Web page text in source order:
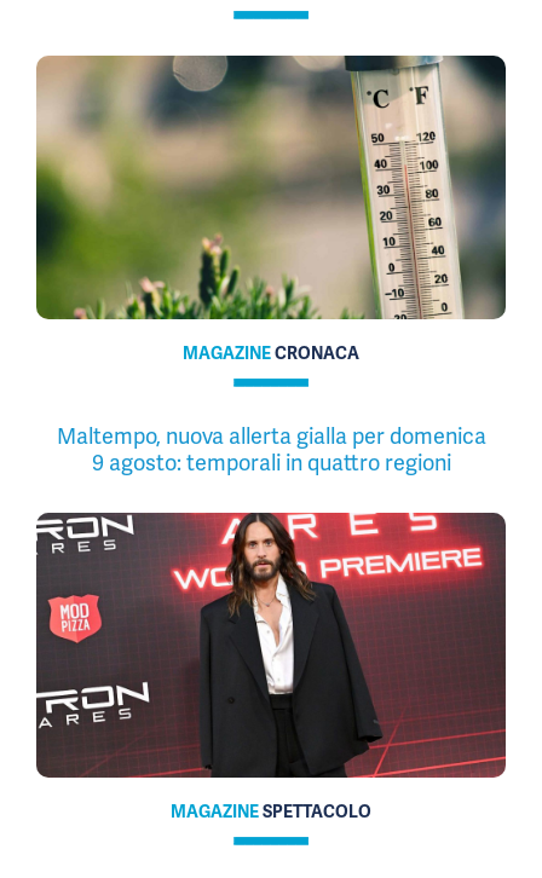
MAGAZINECRONACA
Maltempo, nuova allerta gialla per domenica
9 agosto: temporali in quattro regioni
MAGAZINESPETTACOLO